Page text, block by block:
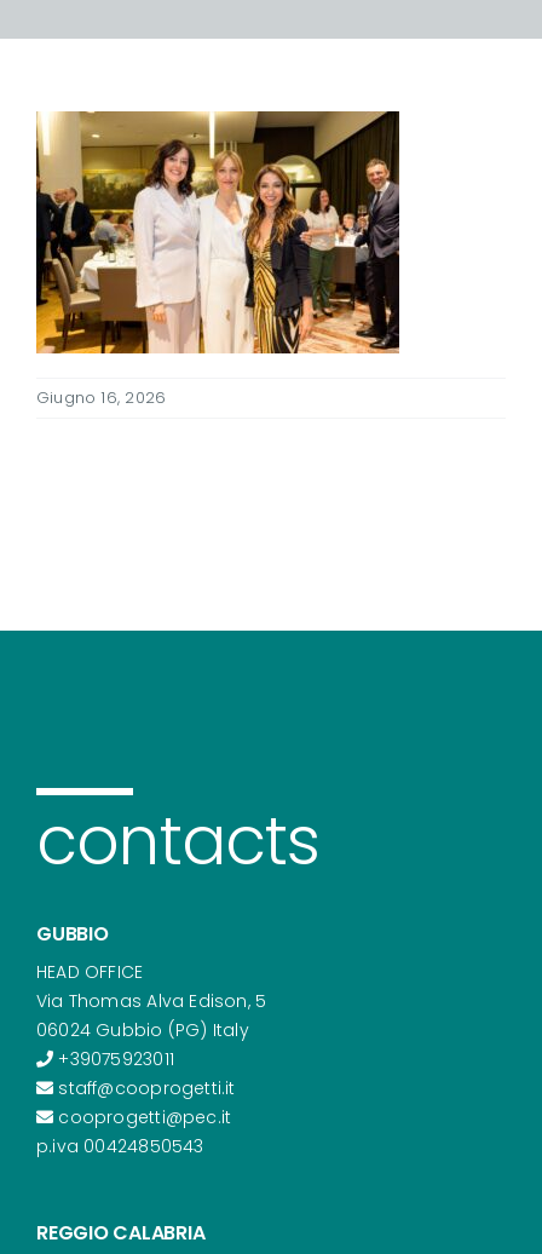
Giugno 16, 2026
contacts
GUBBIO
HEAD OFFICE
Via Thomas Alva Edison, 5
06024 Gubbio (PG) Italy
+39075923011
staff@cooprogetti.it
cooprogetti@pec.it
p.iva 00424850543
REGGIO CALABRIA